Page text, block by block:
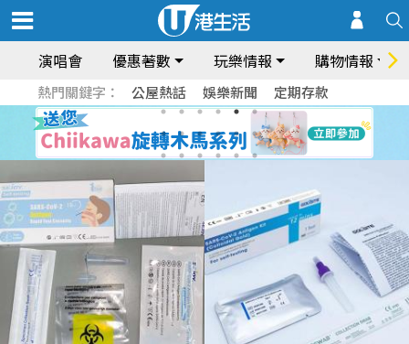
演唱會 優惠著數 玩樂情報 購物情報
熱門關鍵字： 公屋熱話 娛樂新聞 定期存款